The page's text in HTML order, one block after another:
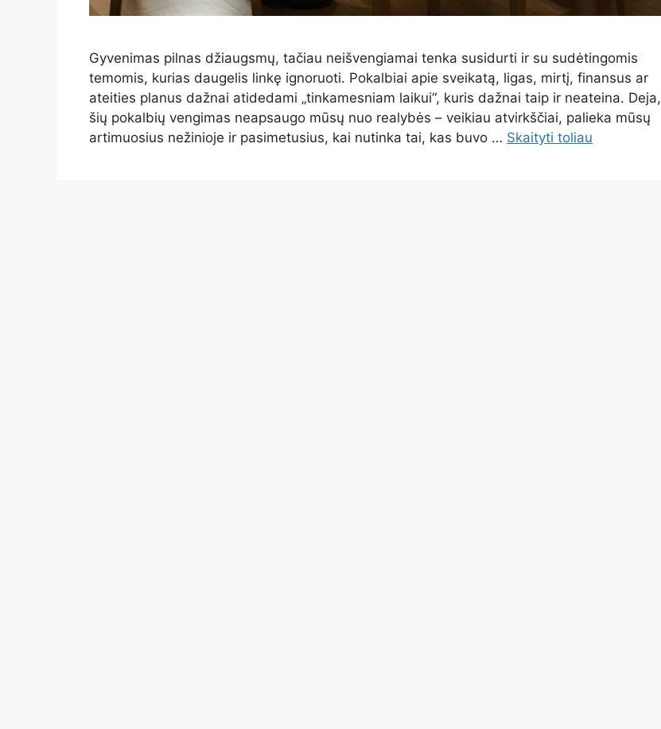
Gyvenimas pilnas džiaugsmų, tačiau neišvengiamai tenka susidurti ir su sudėtingomis
temomis, kurias daugelis linkę ignoruoti. Pokalbiai apie sveikatą, ligas, mirtį, finansus ar
ateities planus dažnai atidedami „tinkamesniam laikui“, kuris dažnai taip ir neateina. Deja,
šių pokalbių vengimas neapsaugo mūsų nuo realybės – veikiau atvirkščiai, palieka mūsų
artimuosius nežinioje ir pasimetusius, kai nutinka tai, kas buvo … Skaityti toliau